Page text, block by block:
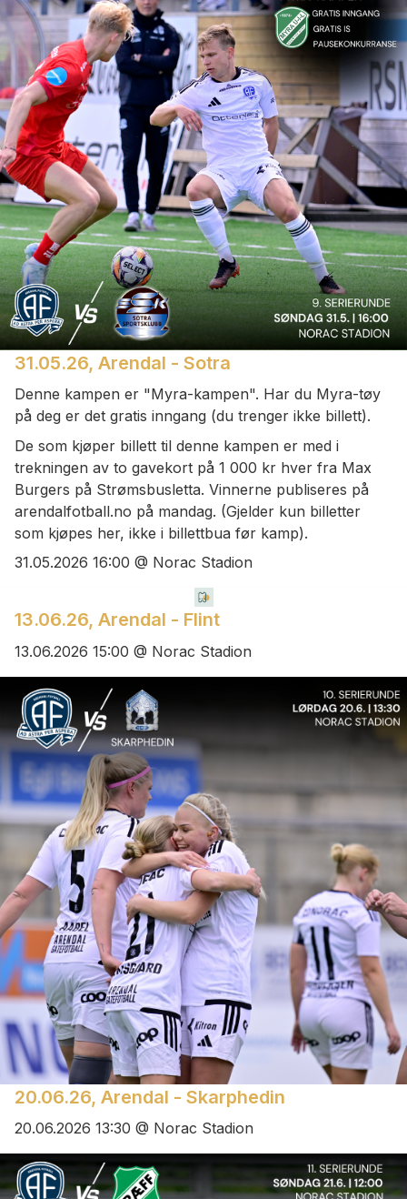
31.05.26, Arendal - Sotra
Denne kampen er "Myra-kampen". Har du Myra-tøy
på deg er det gratis inngang (du trenger ikke billett).
De som kjøper billett til denne kampen er med i
trekningen av to gavekort på 1 000 kr hver fra Max
Burgers på Strømsbusletta. Vinnerne publiseres på
arendalfotball.no på mandag. (Gjelder kun billetter
som kjøpes her, ikke i billettbua før kamp).
31.05.2026 16:00 @ Norac Stadion
13.06.26, Arendal - Flint
13.06.2026 15:00 @ Norac Stadion
20.06.26, Arendal - Skarphedin
20.06.2026 13:30 @ Norac Stadion